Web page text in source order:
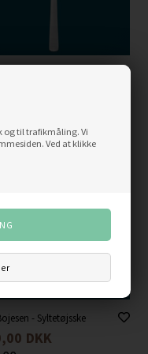
og til trafikmåling. Vi
Ved at klikke
- Syltetøjsske
DKK